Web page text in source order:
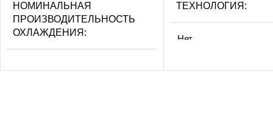
НОМИНАЛЬНАЯ
ПРОИЗВОДИТЕЛЬНОСТЬ
ОХЛАЖДЕНИЯ
ТЕХНОЛОГИЯ
Нет
МАКС.